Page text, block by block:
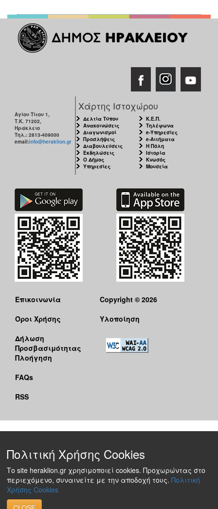
Αγίου Τίτου 1,
Τ.Κ. 71202,
Ηράκλειο
Τηλ.: 2813-409000
email:info@heraklion.gr
Χάρτης Ιστοχώρου
Δελτία Τύπου
Ανακοινώσεις
Διαγωνισμοί
Προσλήψεις
Διαβουλεύσεις
Εκδηλώσεις
Ο Δήμος
Υπηρεσίες
Κ.Ε.Π.
Τηλέφωνα
e-Υπηρεσίες
e-Αιτήματα
Η Πόλη
Ιστορία
Κνωσός
Μουσεία
Επικοινωνία
Όροι Χρήσης
Δήλωση
Προσβασιμότητας
Πλοήγηση
FAQs
RSS
Copyright © 2026
Υλοποίηση
Πολιτική Χρήσης Cookies
Το site heraklion.gr χρησιμοποιεί cookies. Προχωρώντας στο
περιεχόμενο, συναινείτε με την αποδοχή τους. Πολιτική
Χρήσης Cookies